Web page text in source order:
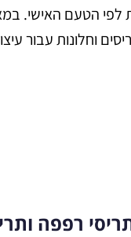
לפי הטעם האישי.
וחלונות עבור
רפפה